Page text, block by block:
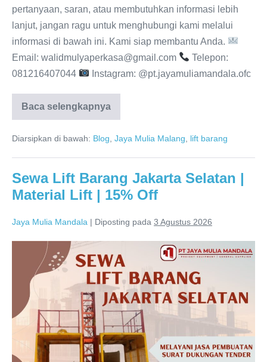
pertanyaan, saran, atau membutuhkan informasi lebih
lanjut, jangan ragu untuk menghubungi kami melalui
informasi di bawah ini. Kami siap membantu Anda.
Email: walidmulyaperkasa@gmail.com
Telepon:
081216407044
Instagram: @pt.jayamuliamandala.ofc
Baca selengkapnya
Diarsipkan di bawah: Blog Jaya Mulia Malang lift barang
Sewa Lift Barang Jakarta Selatan |
Material Lift | 15% Off
Jaya Mulia Mandala | Diposting pada 3 Agustus 2026